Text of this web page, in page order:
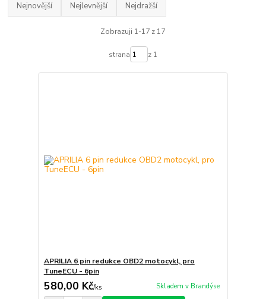
Nejnovější Nejlevnější Nejdražší
Zobrazuji 1-17 z 17
strana z 1
APRILIA 6 pin redukce OBD2 motocykl, pro
TuneECU - 6pin
580,00 Kč/ks Skladem v Brandýse